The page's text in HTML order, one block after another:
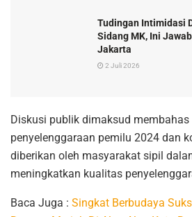
Tudingan Intimidasi
Sidang MK, Ini
Jakarta
2 Juli 2026
Diskusi publik dimaksud
penyelenggaraan pemilu 2024 dan
diberikan oleh masyarakat sipil
meningkatkan kualitas
Baca Juga : Singkat Berbudaya